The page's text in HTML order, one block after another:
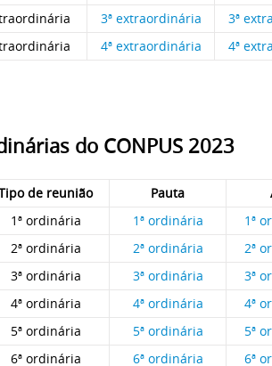
3ª extraordinária
3ª
4ª extraordinária 4ª
do CONPUS 2023
de reunião Pauta
1ª ordinária 1ª ordinária
1ª
2ª ordinária 2ª ordinária
2ª
3ª ordinária 3ª ordinária
3ª
4ª ordinária 4ª ordinária
4ª
5ª ordinária 5ª ordinária
5ª
6ª ordinária 6ª ordinária 6ª